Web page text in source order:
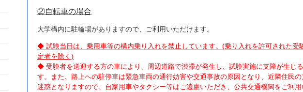
②自転車の場合
大学構内に駐輪場がありますので、ご利用いただけます。
◆ 試験当日は、乗用車等の構内乗り入れを禁止しています。(乗り入れを許可された受
定者を除く)
◆ 受験者を送迎する方の車により、周辺道路で渋滞が発生し、試験実施に支障が生じ
す。また、路上への駐停車は緊急車両の通行妨害や交通事故の原因となり、近隣住民
迷惑となりますので、自家用車やタクシー等はご遠慮いただき、公共交通機関をご利用